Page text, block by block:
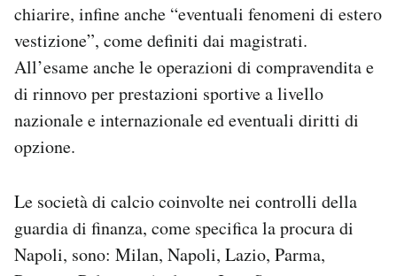
chiarire, infine anche “eventuali fenomeni di estero
vestizione”, come definiti dai magistrati.
All’esame anche le operazioni di compravendita e
di rinnovo per prestazioni sportive a livello
nazionale e internazionale ed eventuali diritti di
opzione.
Le società di calcio coinvolte nei controlli della
guardia di finanza, come specifica la procura di
Napoli, sono: Milan, Napoli, Lazio, Parma,